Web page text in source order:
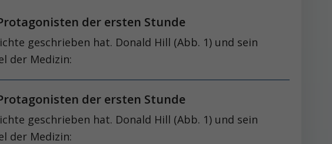
der ersten Stunde
geschrieben hat. Donald Hill (Abb. 1) und sein
der Medizin:
der ersten Stunde
geschrieben hat. Donald Hill (Abb. 1) und sein
der Medizin: